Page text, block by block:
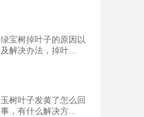
绿宝树掉叶子的原因以
及解决办法，掉叶...
玉树叶子发黄了怎么回
事，有什么解决方...